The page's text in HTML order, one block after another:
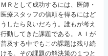
ＭＲとして成功するには、医師・
医療スタッフの信頼を得るにはど
うしたら良いだろう。誰もが考え
行動してきた課題である。ＡＩが
普及する中でもこの課題は残り続
ける。その課題の解決策の１つと